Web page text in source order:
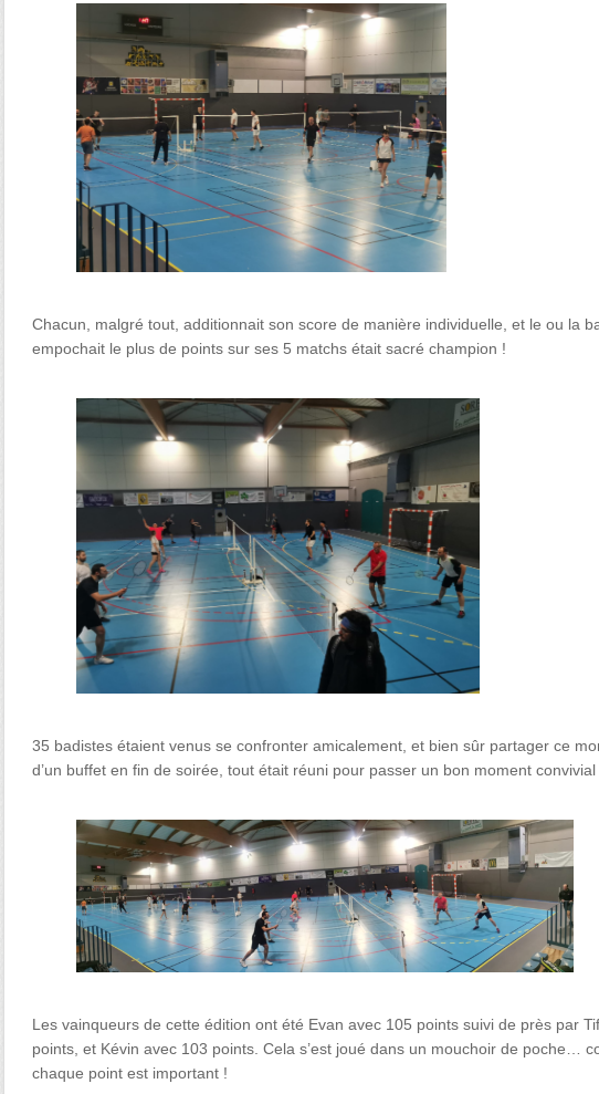
Chacun, malgré tout, additionnait son score de manière individuelle, et le ou la
empochait le plus de points sur ses 5 matchs était sacré champion !
35 badistes étaient venus se confronter amicalement, et bien sûr partager ce
d’un buffet en fin de soirée, tout était réuni pour passer un bon moment convivial
Les vainqueurs de cette édition ont été Evan avec 105 points suivi de près par
points, et Kévin avec 103 points. Cela s’est joué dans un mouchoir de poche…
chaque point est important !